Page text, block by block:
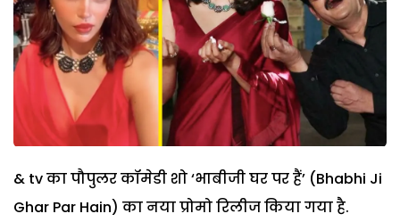
& tv का पौपुलर कॉमेडी शो ‘भाबीजी घर पर हैं’ (Bhabhi Ji
Ghar Par Hain) का नया प्रोमो रिलीज किया गया है.